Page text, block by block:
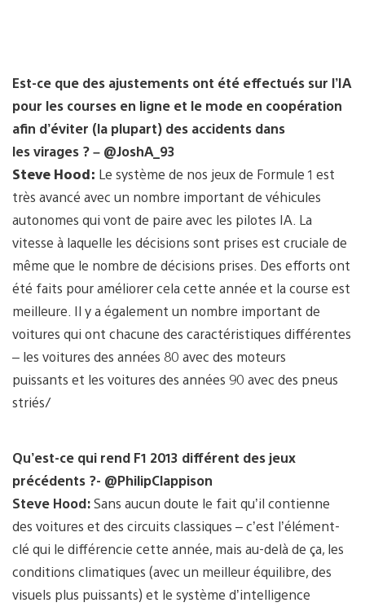
Est-ce que des ajustements ont été effectués sur l’IA
pour les courses en ligne et le mode en coopération
afin d’éviter (la plupart) des accidents dans
les virages ? – @JoshA_93
Steve Hood: Le système de nos jeux de Formule 1 est
très avancé avec un nombre important de véhicules
autonomes qui vont de paire avec les pilotes IA. La
vitesse à laquelle les décisions sont prises est cruciale de
même que le nombre de décisions prises. Des efforts ont
été faits pour améliorer cela cette année et la course est
meilleure. Il y a également un nombre important de
voitures qui ont chacune des caractéristiques différentes
– les voitures des années 80 avec des moteurs
puissants et les voitures des années 90 avec des pneus
striés/
Qu’est-ce qui rend F1 2013 différent des jeux
précédents ?- @PhilipClappison
Steve Hood:Sans aucun doute le fait qu’il contienne
des voitures et des circuits classiques – c’est l’élément-
clé qui le différencie cette année, mais au-delà de ça, les
conditions climatiques (avec un meilleur équilibre, des
visuels plus puissants) et le système d’intelligence